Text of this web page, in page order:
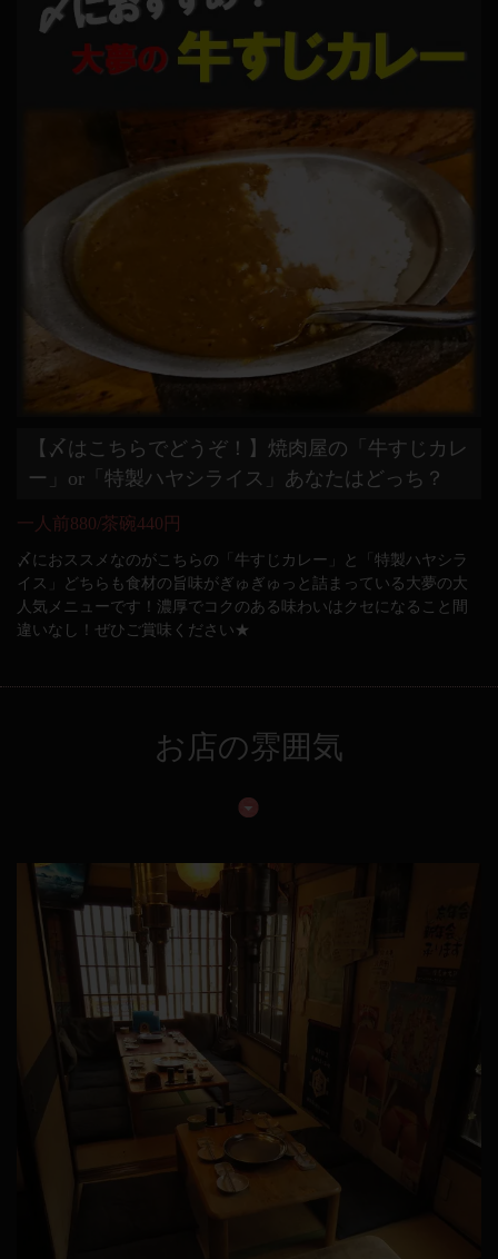
【〆はこちらでどうぞ！】焼肉屋の「牛すじカレ
ー」or「特製ハヤシライス」あなたはどっち？
一人前880/茶碗440円
〆におススメなのがこちらの「牛すじカレー」と「特製ハヤシラ
イス」どちらも食材の旨味がぎゅぎゅっと詰まっている大夢の大
人気メニューです！濃厚でコクのある味わいはクセになること間
違いなし！ぜひご賞味ください★
お店の雰囲気